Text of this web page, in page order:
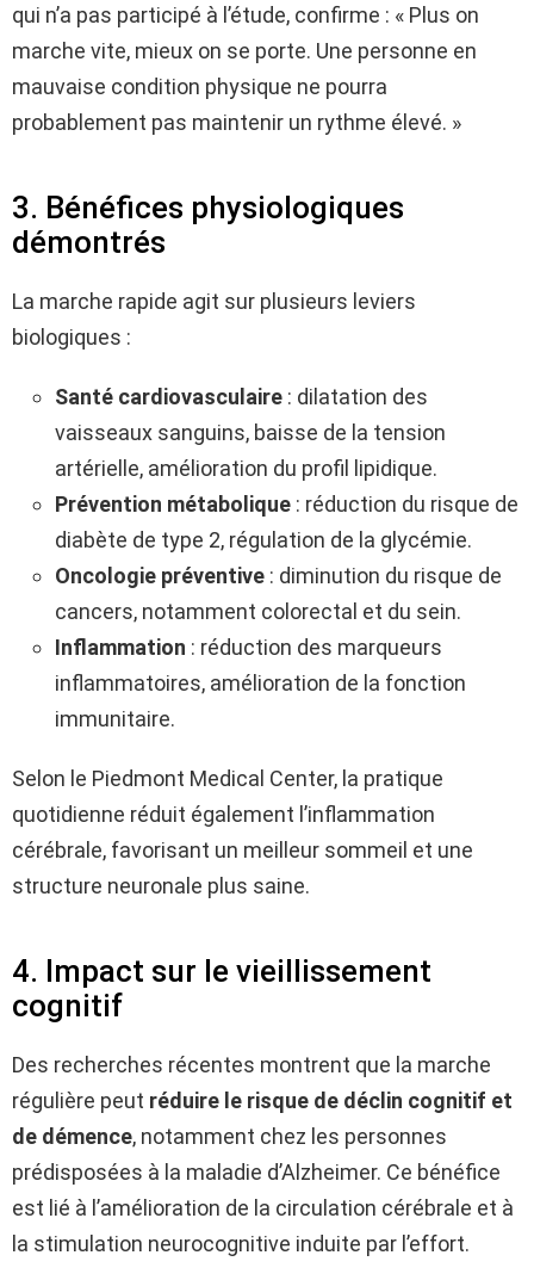
qui n’a pas participé à l’étude, confirme : « Plus on
marche vite, mieux on se porte. Une personne en
mauvaise condition physique ne pourra
probablement pas maintenir un rythme élevé. »
3. Bénéfices physiologiques
démontrés
La marche rapide agit sur plusieurs leviers
biologiques :
Santé cardiovasculaire : dilatation des
vaisseaux sanguins, baisse de la tension
artérielle, amélioration du profil lipidique.
Prévention métabolique : réduction du risque de
diabète de type 2, régulation de la glycémie.
Oncologie préventive : diminution du risque de
cancers, notamment colorectal et du sein.
Inflammation : réduction des marqueurs
inflammatoires, amélioration de la fonction
immunitaire.
Selon le Piedmont Medical Center, la pratique
quotidienne réduit également l’inflammation
cérébrale, favorisant un meilleur sommeil et une
structure neuronale plus saine.
4. Impact sur le vieillissement
cognitif
Des recherches récentes montrent que la marche
régulière peut réduire le risque de déclin cognitif et
de démence, notamment chez les personnes
prédisposées à la maladie d’Alzheimer. Ce bénéfice
est lié à l’amélioration de la circulation cérébrale et à
la stimulation neurocognitive induite par l’effort.